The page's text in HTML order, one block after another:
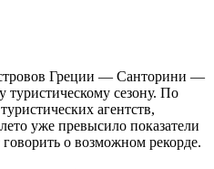
Греции — Санторини —
туристическому сезону. По
агентств,
уже превысило показатели
о возможном рекорде.